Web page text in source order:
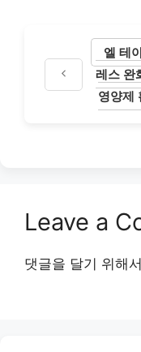
엘 테
레스 완
영양제
Leave a
댓글을 달기 위해